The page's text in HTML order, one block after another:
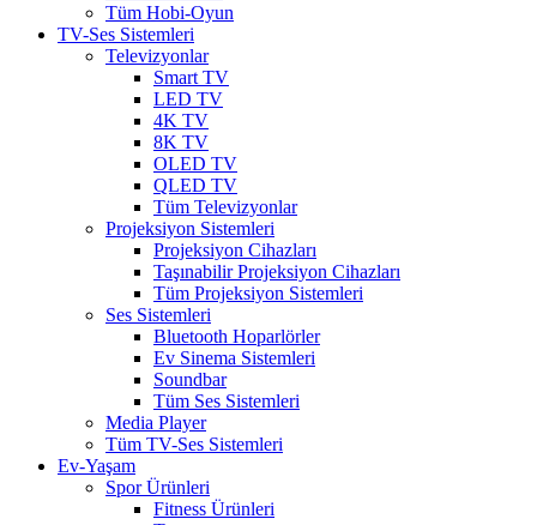
Tüm Hobi-Oyun
TV-Ses Sistemleri
Televizyonlar
Smart TV
LED TV
4K TV
8K TV
OLED TV
QLED TV
Tüm Televizyonlar
Projeksiyon Sistemleri
Projeksiyon Cihazları
Taşınabilir Projeksiyon Cihazları
Tüm Projeksiyon Sistemleri
Ses Sistemleri
Bluetooth Hoparlörler
Ev Sinema Sistemleri
Soundbar
Tüm Ses Sistemleri
Media Player
Tüm TV-Ses Sistemleri
Ev-Yaşam
Spor Ürünleri
Fitness Ürünleri